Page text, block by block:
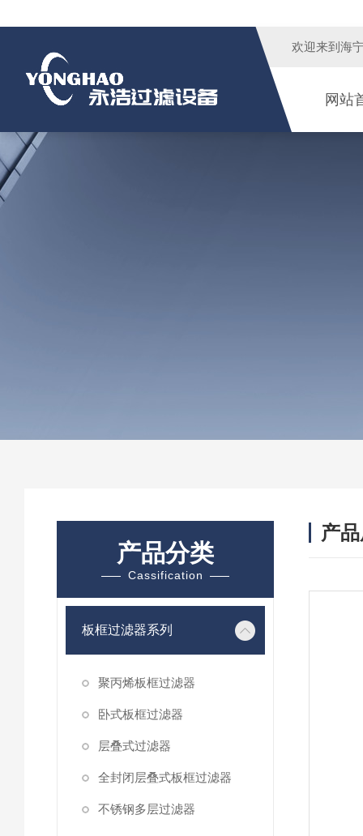
欢迎来到 海
网站
产品分类
Cassification
板框过滤器系列
聚丙烯板框过滤器
卧式板框过滤器
层叠式过滤器
全封闭层叠式板框过滤器
不锈钢多层过滤器
产